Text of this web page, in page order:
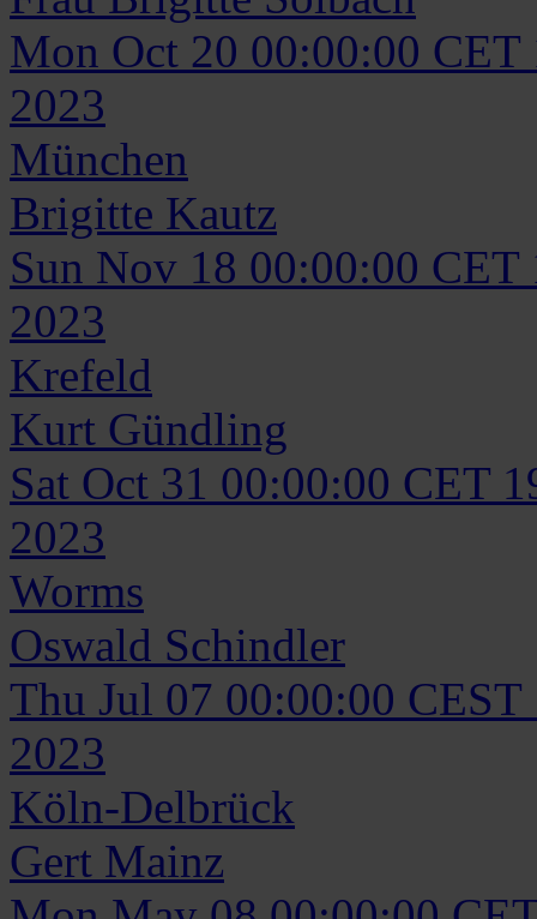
Mon Oct 20 00:00:00 CET
2023
München
Brigitte Kautz
Sun Nov 18 00:00:00 CET
2023
Krefeld
Kurt Gündling
Sat Oct 31 00:00:00 CET
2023
Worms
Oswald Schindler
Thu Jul 07 00:00:00 CEST
2023
Köln-Delbrück
Gert Mainz